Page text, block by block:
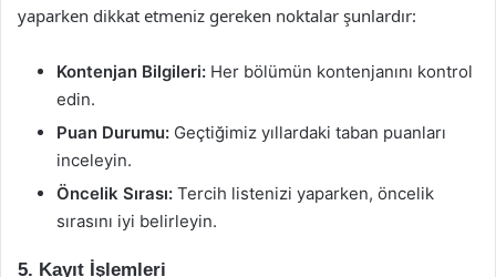
yaparken dikkat etmeniz gereken noktalar şunlardır:
Kontenjan Bilgileri: Her bölümün kontenjanını kontrol
edin.
Puan Durumu: Geçtiğimiz yıllardaki taban puanları
inceleyin.
Öncelik Sırası: Tercih listenizi yaparken, öncelik
sırasını iyi belirleyin.
5. Kayıt İşlemleri